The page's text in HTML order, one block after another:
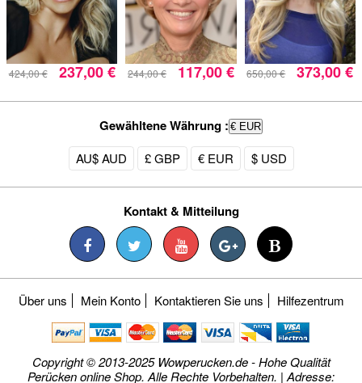
424,00 € 237,00 € 244,00 € 117,00 € 650,00 € 373,00 €
Gewähltene Währung : € EUR
AU$ AUD £ GBP € EUR $ USD
Kontakt & Mitteilung
Über uns Mein Konto Kontaktieren Sie uns Hilfezentrum
Copyright © 2013-2025 Wowperucken.de - Hohe Qualität
Perücken online Shop. Alle Rechte Vorbehalten. | Adresse: